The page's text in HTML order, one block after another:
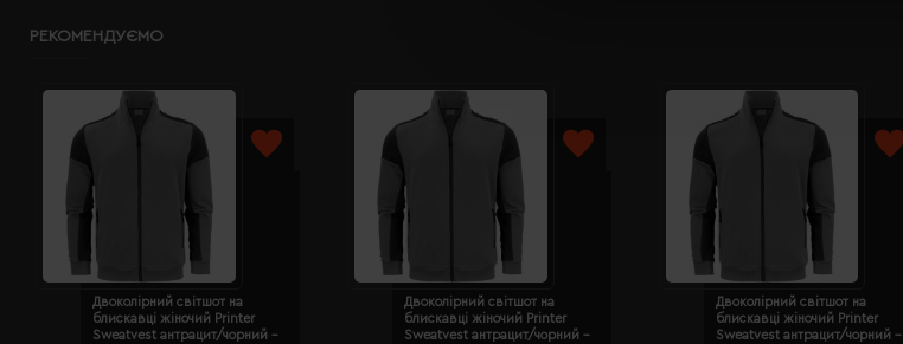
РЕКОМЕНДУЄМО
Двоколірний світшот на
блискавці жіночий Printer
Sweatvest антрацит/чорний -
Двоколірний світшот на
блискавці жіночий Printer
Sweatvest антрацит/чорний -
Двоколірний світшот на
блискавці жіночий Printer
Sweatvest антрацит/чорний -